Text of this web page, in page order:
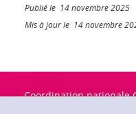
Publié le 14 novembre 2025
Mis à jour le 14 novembre
Coordination nationale